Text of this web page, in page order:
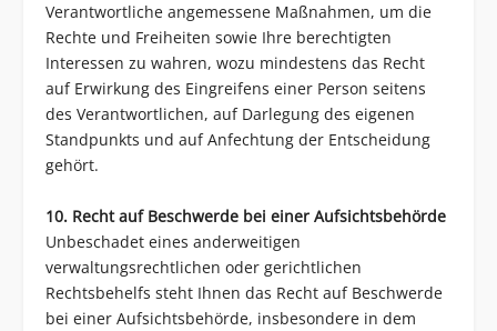
Verantwortliche angemessene Maßnahmen, um die
Rechte und Freiheiten sowie Ihre berechtigten
Interessen zu wahren, wozu mindestens das Recht
auf Erwirkung des Eingreifens einer Person seitens
des Verantwortlichen, auf Darlegung des eigenen
Standpunkts und auf Anfechtung der Entscheidung
gehört.
10. Recht auf Beschwerde bei einer Aufsichtsbehörde
Unbeschadet eines anderweitigen
verwaltungsrechtlichen oder gerichtlichen
Rechtsbehelfs steht Ihnen das Recht auf Beschwerde
bei einer Aufsichtsbehörde, insbesondere in dem